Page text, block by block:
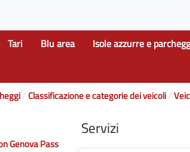
Tari Blu area Isole azzurre e
Classificazione e categorie dei veicoli
Servizi
Genova Pass